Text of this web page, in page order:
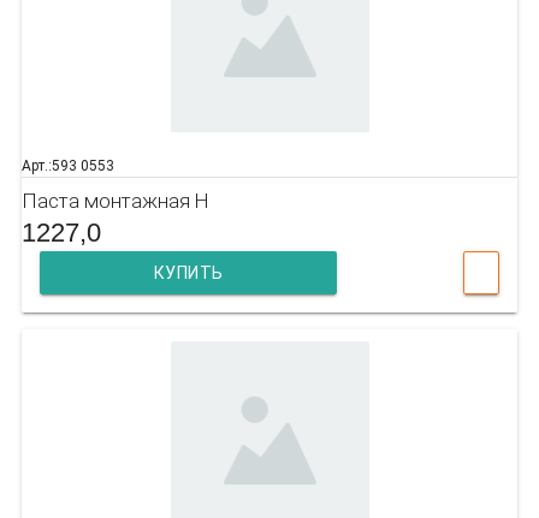
Арт.:593 0553
Паста монтажная H
1227,0
КУПИТЬ